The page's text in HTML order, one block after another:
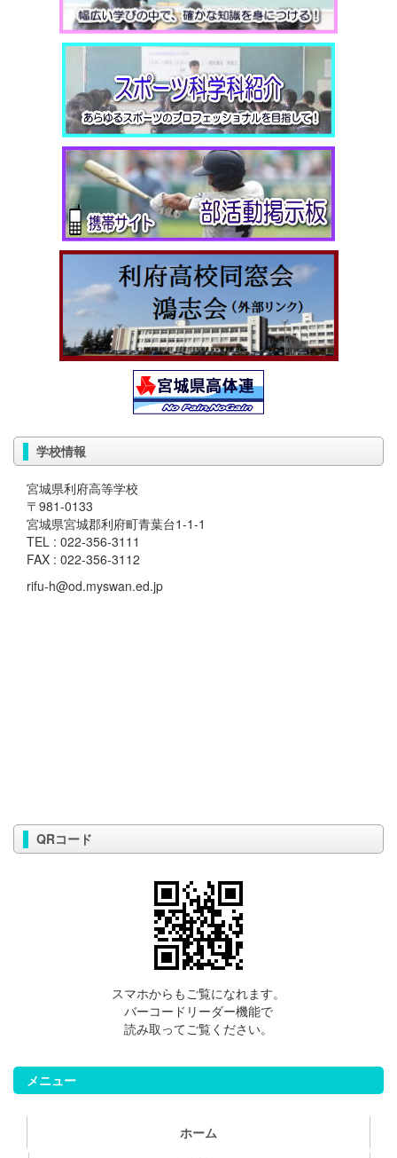
学校情報
宮城県利府高等学校
〒981-0133
宮城県宮城郡利府町青葉台1-1-1
TEL : 022-356-3111
FAX : 022-356-3112
rifu-h@od.myswan.ed.jp
QRコード
スマホからもご覧になれます。
バーコードリーダー機能で
読み取ってご覧ください。
メニュー
ホーム